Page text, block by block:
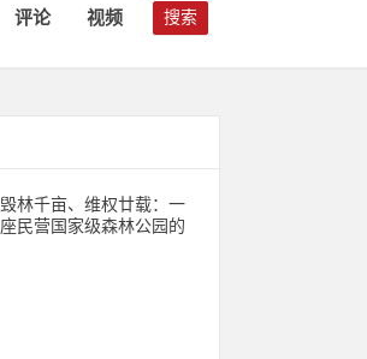
搜索
评论 视频
毁林千亩、维权廿载：一
座民营国家级森林公园的